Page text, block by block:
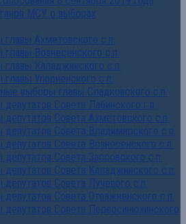
МСУ о выборах
главы Ахметовского с.п.
Вознесенского с.п.
главы Каладжинского с.п.
Упорненского с.п.
выборы главы Сладковского с.п.
Совета Лабинского г.п.
Совета Ахметовского с.п.
депутатов Совета Владимирского с.п.
Совета Вознесенского с.п.
Совета Зассовского с.п.
депутатов Совета Каладжинского с.п.
Совета Лучевого с.п.
Совета Отважненского с.п.
депутатов Совета Первосинюхинского